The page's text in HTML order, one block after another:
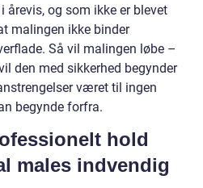
årevis, og som ikke er blevet
malingen ikke binder
Så vil malingen løbe –
den med sikkerhed begynder
været til ingen
begynde forfra.
hold
males indvendig